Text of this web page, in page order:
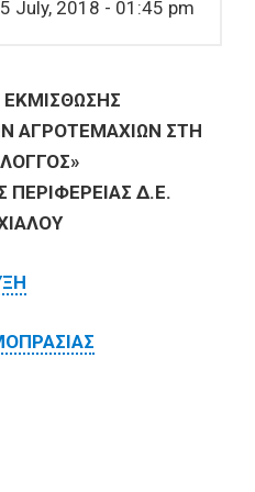
July, 2018 - 01:45 pm
ΑΓΡΟΤΕΜΑΧΙΩΝ ΣΤΗ
Δ.Ε.